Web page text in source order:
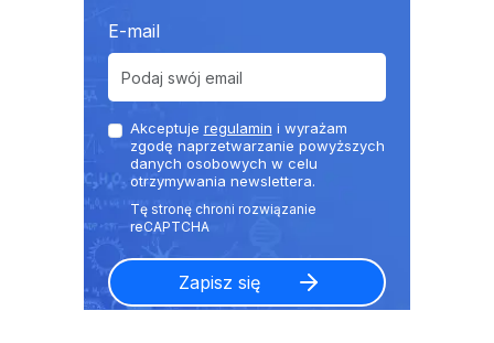
E-mail
Akceptuje regulamin i wyrażam
zgodę naprzetwarzanie powyższych
danych osobowych w celu
otrzymywania newslettera.